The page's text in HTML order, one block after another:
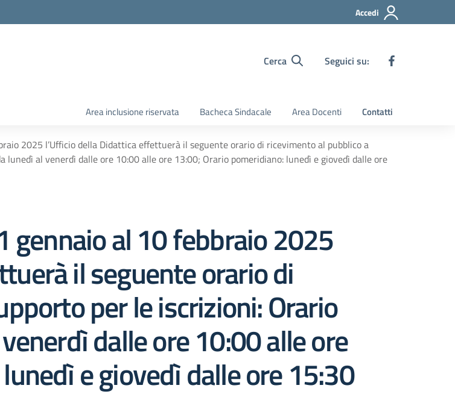
Accedi
Cerca Seguici su:
Area inclusione riservata Bacheca Sindacale Area Docenti Contatti
2025 l’Ufficio della Didattica effettuerà il seguente orario di ricevimento al pubblico a
al venerdì dalle ore 10:00 alle ore 13:00; Orario pomeridiano: lunedì e giovedì dalle ore
gennaio al 10 febbraio 2025
il seguente orario di
per le iscrizioni: Orario
dalle ore 10:00 alle ore
e giovedì dalle ore 15:30